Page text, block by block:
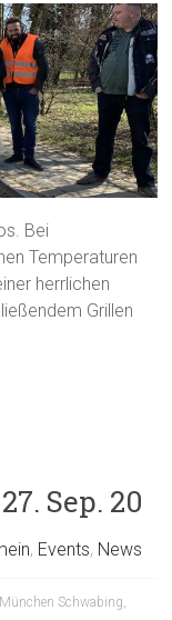
Bei
Temperaturen
herrlichen
Grillen
Sep. 20
, Events, News
Schwabing,